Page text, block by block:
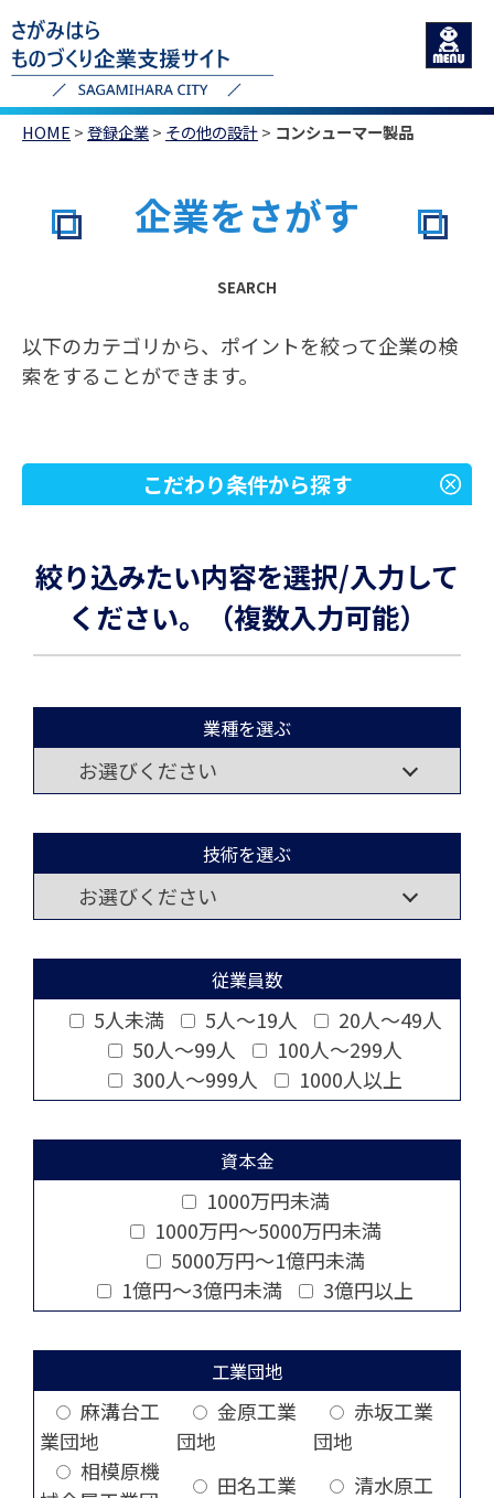
HOME >登録企業> その他の設計> コンシューマー製品
企業をさがす
SEARCH
以下のカテゴリから、ポイントを絞って企業の検
索をすることができます。
こだわり条件から探す
絞り込みたい内容を選択/入力して
ください。（複数入力可能）
業種を選ぶ
技術を選ぶ
従業員数
5人未満 5人～19人
20人～49人
50人～99人
100人～299人
300人～999人
1000人以上
資本金
1000万円未満
1000万円～5000万円未満
5000万円～1億円未満
1億円～3億円未満
3億円以上
工業団地
麻溝台工
業団地
金原工業
団地
赤坂工業
団地
相模原機
田名工業
清水原工